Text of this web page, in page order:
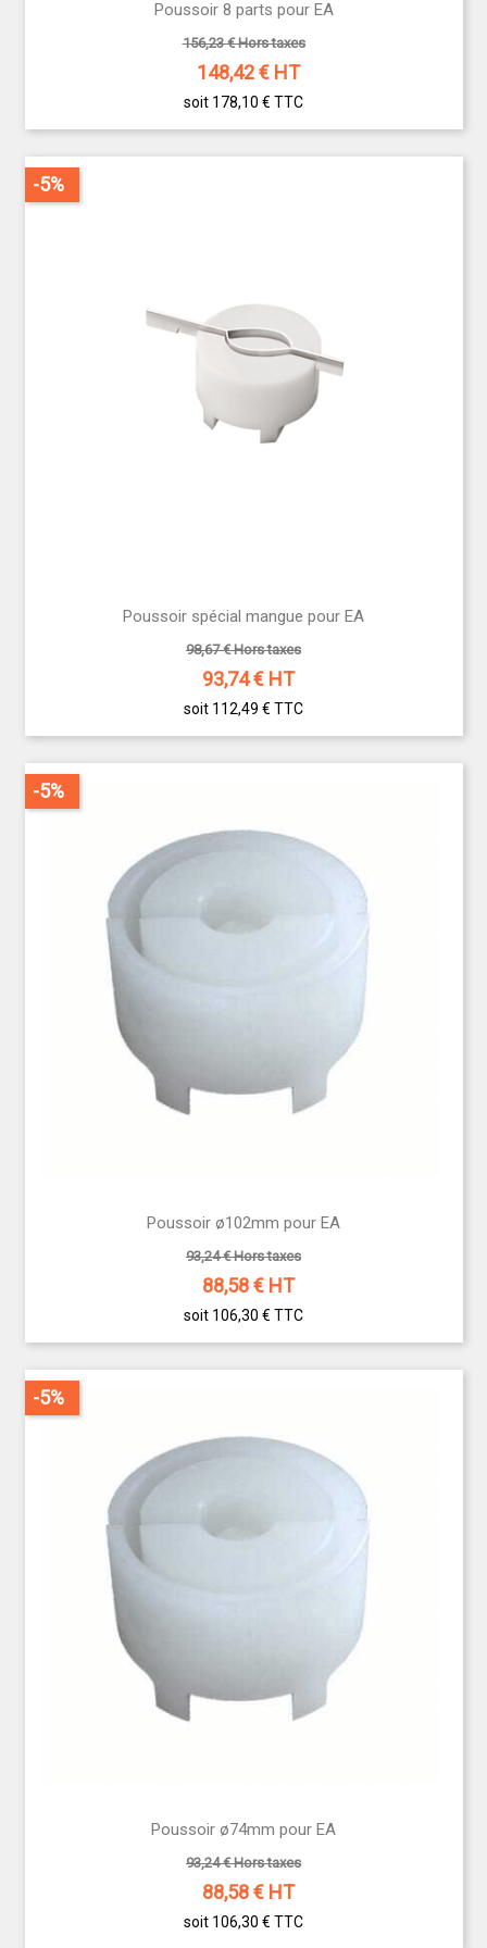
Poussoir 8 parts pour EA
156,23 € Hors taxes
148,42€ HT
soit 178,10 € TTC
Poussoir spécial mangue pour EA
98,67 € Hors taxes
93,74€ HT
soit 112,49 € TTC
-5%
Poussoir ø102mm pour EA
93,24 € Hors taxes
88,58€ HT
soit 106,30 € TTC
-5%
Poussoir ø74mm pour EA
93,24 € Hors taxes
88,58€ HT
soit 106,30 € TTC
-5%